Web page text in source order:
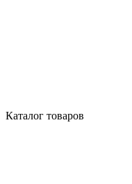
Каталог товаров